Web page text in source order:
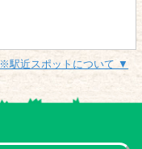
※駅近スポットについて ▼